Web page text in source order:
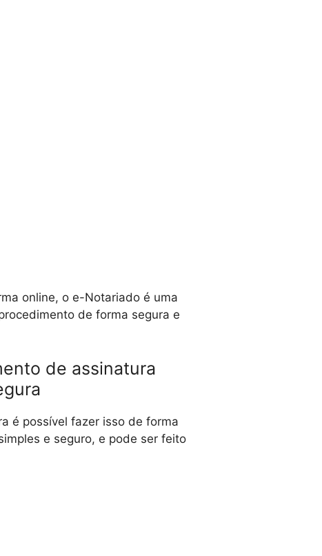
online, o e-Notariado é uma
de forma segura e
de assinatura
é possível fazer isso de forma
e seguro, e pode ser feito